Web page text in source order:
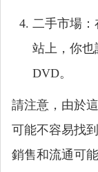
二手市場：
站上，你
DVD。
請注意，由於
可能不容易找
銷售和流通可